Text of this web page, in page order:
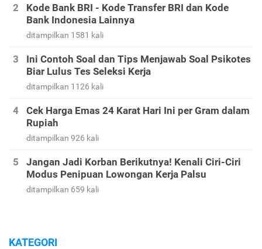
Kode Bank BRI - Kode Transfer BRI dan Kode
Bank Indonesia Lainnya
ditampilkan 1581 kali
Ini Contoh Soal dan Tips Menjawab Soal Psikotes
Biar Lulus Tes Seleksi Kerja
ditampilkan 1126 kali
Cek Harga Emas 24 Karat Hari Ini per Gram dalam
Rupiah
ditampilkan 926 kali
Jangan Jadi Korban Berikutnya! Kenali Ciri-Ciri
Modus Penipuan Lowongan Kerja Palsu
ditampilkan 659 kali
KATEGORI